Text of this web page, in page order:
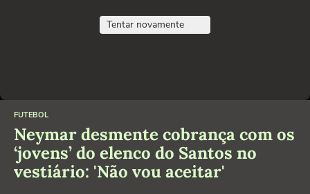
Tentar novamente
FUTEBOL
Neymar desmente cobrança com os
‘jovens’ do elenco do Santos no
vestiário: 'Não vou aceitar'